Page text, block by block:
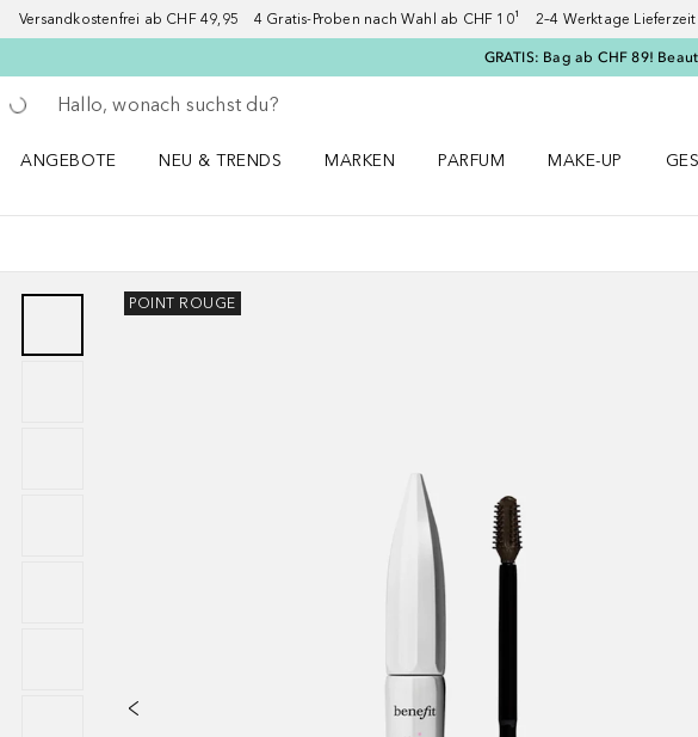
Versandkostenfrei ab CHF 49,95 4 Gratis-Proben nach Wahl ab CHF 10¹ 2–4 Werktage Lieferzeit
GRATIS: Bag ab CHF 89!
Gehe zurück
Suche ausführen
ANGEBOTE
NEU & TRENDS
MARKEN
PARFUM
MAKE-UP
POINT ROUGE